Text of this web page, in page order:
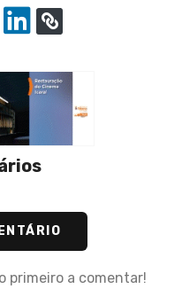
primeiro a comentar!